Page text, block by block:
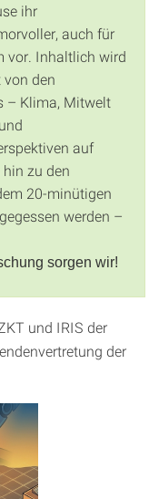
ihr
auch für
vor. Inhaltlich wird
von den
– Klima, Mitwelt
auf
zu den
20-minütigen
werden –
sorgen wir!
und IRIS der
der